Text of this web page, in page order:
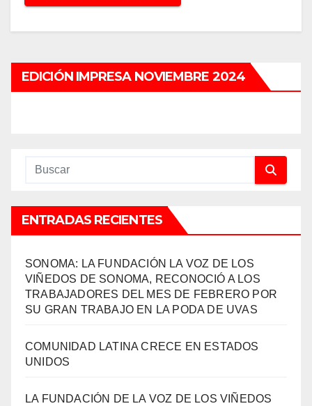
EDICIÓN IMPRESA NOVIEMBRE 2024
ENTRADAS RECIENTES
SONOMA: LA FUNDACIÓN LA VOZ DE LOS
VIÑEDOS DE SONOMA, RECONOCIÓ A LOS
TRABAJADORES DEL MES DE FEBRERO POR
SU GRAN TRABAJO EN LA PODA DE UVAS
COMUNIDAD LATINA CRECE EN ESTADOS
UNIDOS
LA FUNDACIÓN DE LA VOZ DE LOS VIÑEDOS